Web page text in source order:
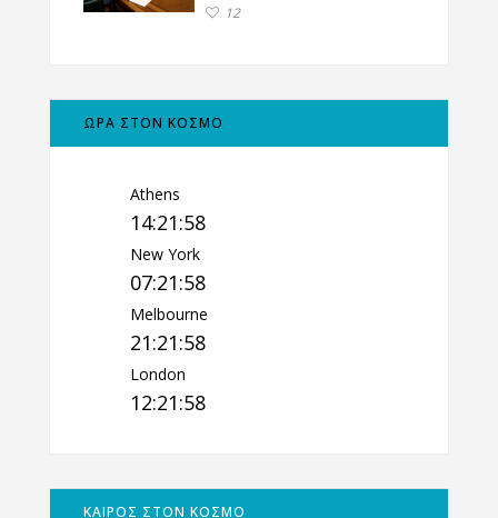
12
ΩΡΑ ΣΤΟΝ ΚΟΣΜΟ
Athens
14:21:59
New York
07:21:59
Melbourne
21:21:59
London
12:21:59
ΚΑΙΡΟΣ ΣΤΟΝ ΚΟΣΜΟ